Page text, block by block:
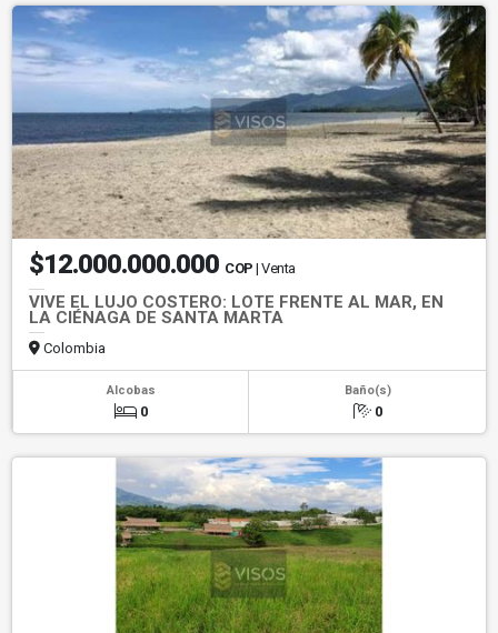
$12.000.000.000 COP | Venta
VIVE EL LUJO COSTERO: LOTE FRENTE AL MAR, EN
LA CIÉNAGA DE SANTA MARTA
Colombia
Alcobas
0
Baño(s)
0